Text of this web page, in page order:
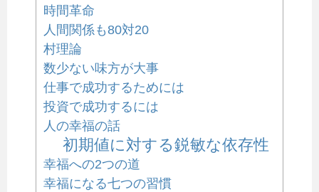
時間革命
人間関係も80対20
村理論
数少ない味方が大事
仕事で成功するためには
投資で成功するには
人の幸福の話
初期値に対する鋭敏な依存性
幸福への2つの道
幸福になる七つの習慣